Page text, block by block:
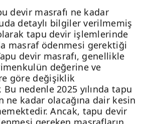
devir masrafı ne kadar
detaylı bilgiler verilmemiş
tapu devir işlemlerinde
masraf ödenmesi gerektiği
devir masrafı, genellikle
değerine ve
göre değişiklik
nedenle 2025 yılında tapu
ne kadar olacağına dair kesin
Ancak, tapu devir